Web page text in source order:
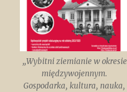
„Wybitni ziemianie w okresie
międzywojennym.
Gospodarka, kultura, nauka,